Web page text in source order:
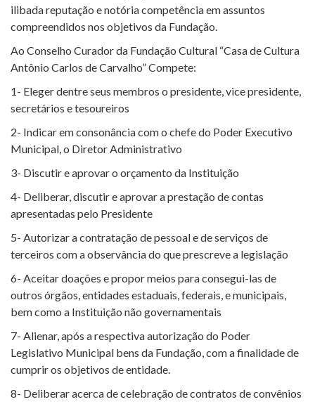
ilibada reputação e notória competência em assuntos
compreendidos nos objetivos da Fundação.
Ao Conselho Curador da Fundação Cultural “Casa de Cultura
Antônio Carlos de Carvalho” Compete:
1- Eleger dentre seus membros o presidente, vice presidente,
secretários e tesoureiros
2- Indicar em consonância com o chefe do Poder Executivo
Municipal, o Diretor Administrativo
3- Discutir e aprovar o orçamento da Instituição
4- Deliberar, discutir e aprovar a prestação de contas
apresentadas pelo Presidente
5- Autorizar a contratação de pessoal e de serviços de
terceiros com a observância do que prescreve a legislação
6- Aceitar doações e propor meios para consegui-las de
outros órgãos, entidades estaduais, federais, e municipais,
bem como a Instituição não governamentais
7- Alienar, após a respectiva autorização do Poder
Legislativo Municipal bens da Fundação, com a finalidade de
cumprir os objetivos de entidade.
8- Deliberar acerca de celebração de contratos de convênios